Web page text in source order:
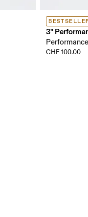
3"
CHF 100.00